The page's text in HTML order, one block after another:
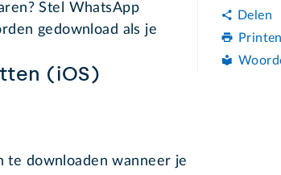
Stel WhatsApp
gedownload als je
(iOS)
te downloaden wanneer je
Delen